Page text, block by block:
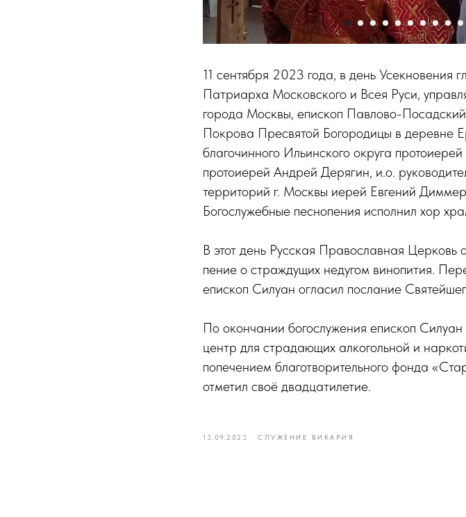
11 сентября 2023 года, в день
Патриарха Московского и Всея Руси,
города Москвы, епископ Павлово-
Покрова Пресвятой Богородицы в деревне
благочинного Ильинского округа
протоиерей Андрей Дерягин, и.о.
территорий г. Москвы иерей Евгений
Богослужебные песнопения исполнил хор
В этот день Русская Православная
пение о страждущих недугом винопития.
епископ Силуан огласил послание
По окончании богослужения епископ
центр для страдающих алкогольной и
попечением благотворительного фонда
отметил своё двадцатилетие.
13.09.2023 СЛУЖЕНИЕ ВИКАРИЯ